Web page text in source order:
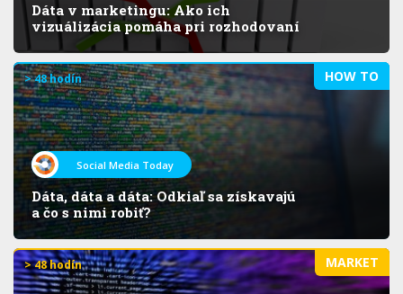
Dáta v marketingu: Ako ich
vizuálizácia pomáha pri rozhodovaní
HOW TO
> 48 hodín
Social Media Today
Dáta, dáta a dáta: Odkiaľ sa získavajú
a čo s nimi robiť?
MARKET
> 48 hodín